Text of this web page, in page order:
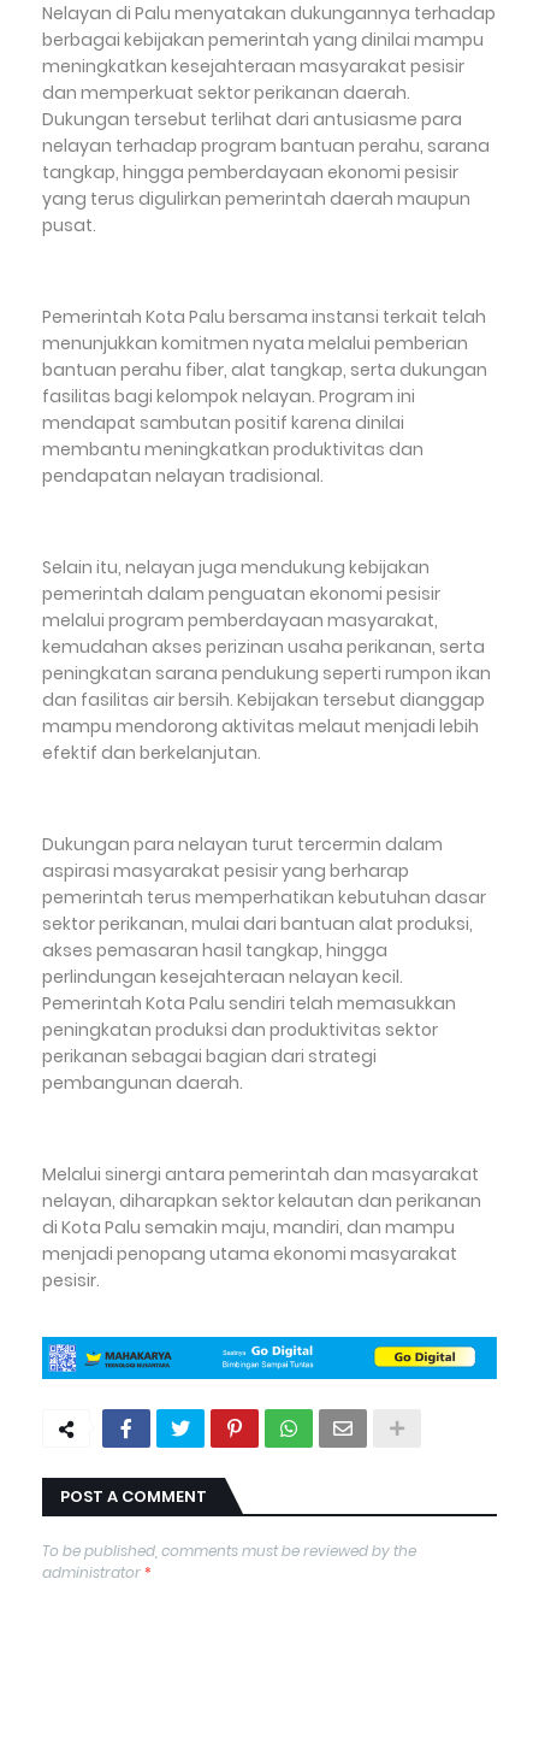
Nelayan di Palu menyatakan dukungannya terhadap
berbagai kebijakan pemerintah yang dinilai mampu
meningkatkan kesejahteraan masyarakat pesisir
dan memperkuat sektor perikanan daerah.
Dukungan tersebut terlihat dari antusiasme para
nelayan terhadap program bantuan perahu, sarana
tangkap, hingga pemberdayaan ekonomi pesisir
yang terus digulirkan pemerintah daerah maupun
pusat.
Pemerintah Kota Palu bersama instansi terkait telah
menunjukkan komitmen nyata melalui pemberian
bantuan perahu fiber, alat tangkap, serta dukungan
fasilitas bagi kelompok nelayan. Program ini
mendapat sambutan positif karena dinilai
membantu meningkatkan produktivitas dan
pendapatan nelayan tradisional.
Selain itu, nelayan juga mendukung kebijakan
pemerintah dalam penguatan ekonomi pesisir
melalui program pemberdayaan masyarakat,
kemudahan akses perizinan usaha perikanan, serta
peningkatan sarana pendukung seperti rumpon ikan
dan fasilitas air bersih. Kebijakan tersebut dianggap
mampu mendorong aktivitas melaut menjadi lebih
efektif dan berkelanjutan.
Dukungan para nelayan turut tercermin dalam
aspirasi masyarakat pesisir yang berharap
pemerintah terus memperhatikan kebutuhan dasar
sektor perikanan, mulai dari bantuan alat produksi,
akses pemasaran hasil tangkap, hingga
perlindungan kesejahteraan nelayan kecil.
Pemerintah Kota Palu sendiri telah memasukkan
peningkatan produksi dan produktivitas sektor
perikanan sebagai bagian dari strategi
pembangunan daerah.
Melalui sinergi antara pemerintah dan masyarakat
nelayan, diharapkan sektor kelautan dan perikanan
di Kota Palu semakin maju, mandiri, dan mampu
menjadi penopang utama ekonomi masyarakat
pesisir.
POST A COMMENT
To be published, comments must be reviewed by the
administrator*